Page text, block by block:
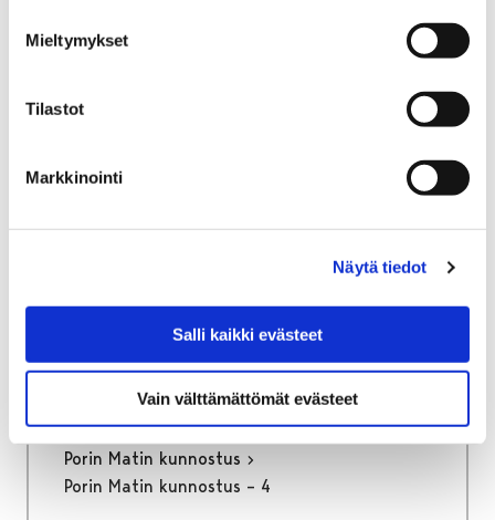
Mieltymykset
Tilastot
Markkinointi
Näytä tiedot
Salli kaikki evästeet
Vain välttämättömät evästeet
Etusivu
Porin Matin kunnostus - 9
Etusivu Näyttelyt
Verkkonäyttelyt
Porin Matin kunnostus
Porin Matin kunnostus – 4